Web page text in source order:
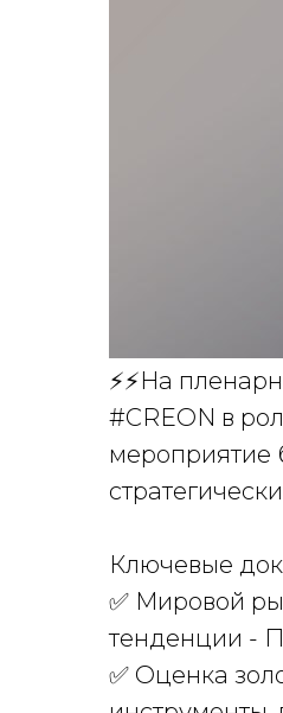
⚡️⚡️На
#CREON в
мероприятие
Ключевые
✅ Мировой
тенденции -
✅ Оценка